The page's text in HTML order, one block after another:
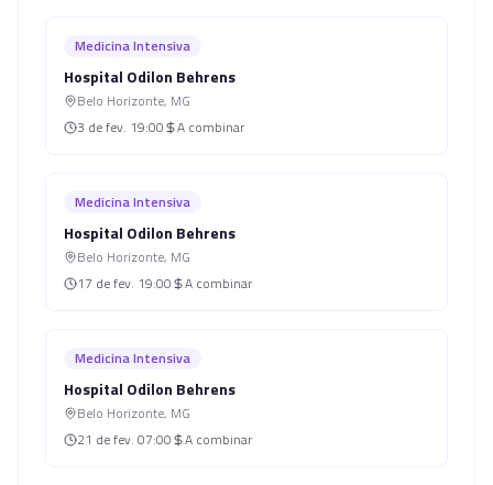
Medicina Intensiva
Hospital Odilon Behrens
Belo Horizonte, MG
3 de fev. 19:00 A combinar
Medicina Intensiva
Hospital Odilon Behrens
Belo Horizonte, MG
17 de fev. 19:00 A combinar
Medicina Intensiva
Hospital Odilon Behrens
Belo Horizonte, MG
21 de fev. 07:00 A combinar